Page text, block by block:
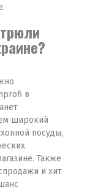
в
широкий
посуды,
Также
и хит